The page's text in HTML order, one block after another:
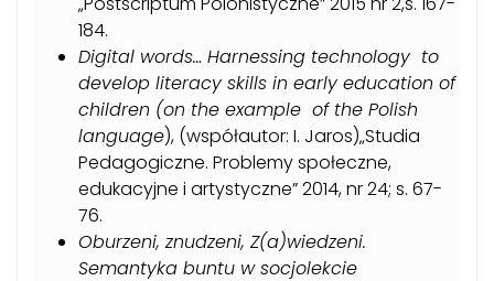
184.
Digital words… Harnessing technology to
develop literacy skills in early education of
children (on the example of the Polish
language), (współautor: I. Jaros)„Studia
Pedagogiczne. Problemy społeczne,
edukacyjne i artystyczne” 2014, nr 24; s. 67-
76.
Oburzeni, znudzeni, Z(a)wiedzeni.
Semantyka buntu w socjolekcie